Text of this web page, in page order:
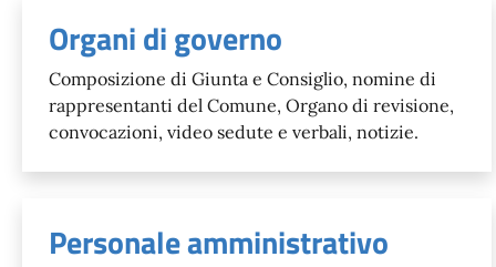
Organi di governo
Composizione di Giunta e Consiglio, nomine di
rappresentanti del Comune, Organo di revisione,
convocazioni, video sedute e verbali, notizie.
Personale amministrativo